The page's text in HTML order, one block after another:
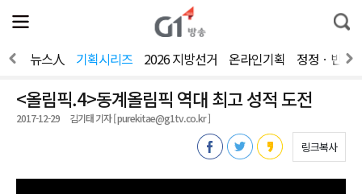
전
체
뉴
열
통
합
색
다 뉴스人 기획시리즈 2026 지방선거 온라인기획 정정ㆍ반론
<올림픽.4>동계올림픽 역대 최고 성적 도전
2017-12-29 김기태 기자 [ purekitae@g1tv.co.kr ]
링크복사